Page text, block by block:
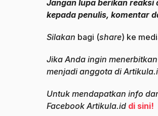
Jangan lupa berikan reaksi
kepada penulis, komentar
Silakan bagi (share) ke
Jika Anda ingin
menjadi anggota di
Untuk mendapatkan info
Facebook Artikula.id di sini!